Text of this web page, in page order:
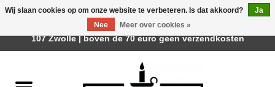
Wij slaan cookies op om onze website te verbeteren. Is dat akkoord?
Ja
Nee
Meer over cookies »
Afhalen is mogelijk bij Trotz Woon & Cadeau | Belvederelaan
107 Zwolle | boven de 70 euro geen verzendkosten